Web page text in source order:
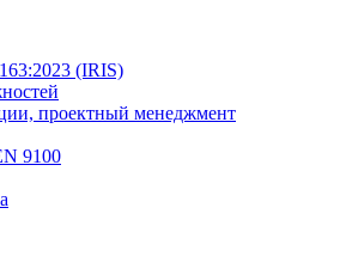
(IRIS)
проектный менеджмент
9100